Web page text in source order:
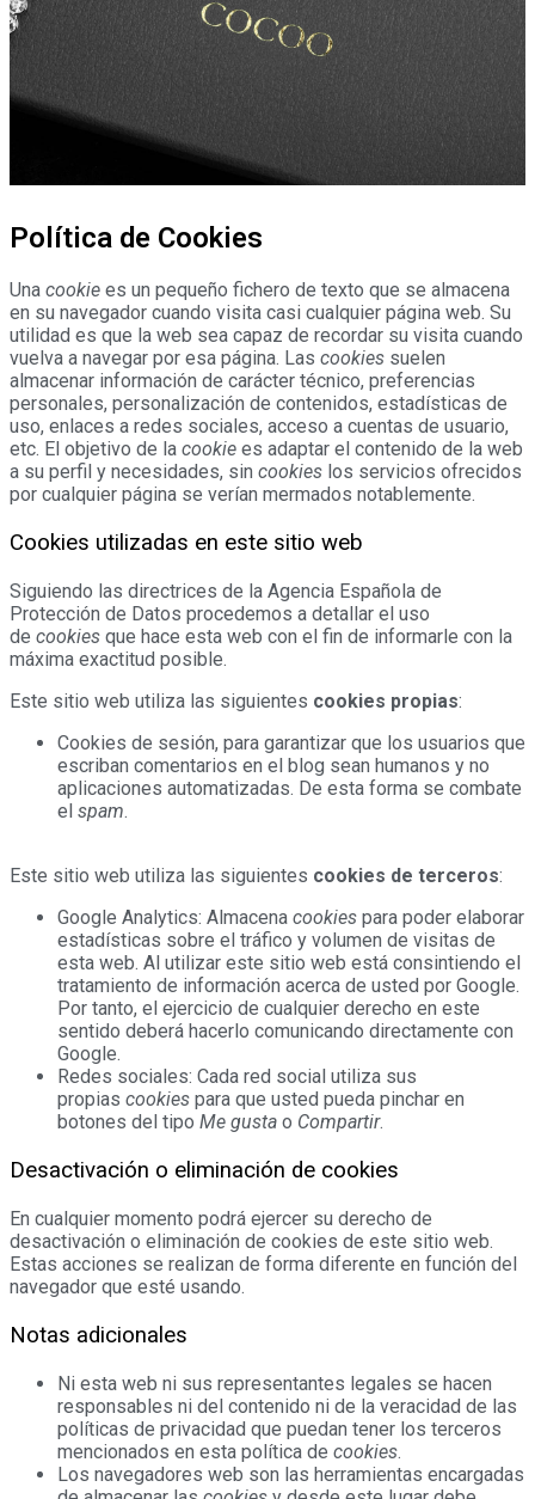
Política de Cookies
Una cookie es un pequeño fichero de texto que se almacena
en su navegador cuando visita casi cualquier página web. Su
utilidad es que la web sea capaz de recordar su visita cuando
vuelva a navegar por esa página. Las cookies suelen
almacenar información de carácter técnico, preferencias
personales, personalización de contenidos, estadísticas de
uso, enlaces a redes sociales, acceso a cuentas de usuario,
etc. El objetivo de la cookie es adaptar el contenido de la web
a su perfil y necesidades, sin cookies los servicios ofrecidos
por cualquier página se verían mermados notablemente.
Cookies utilizadas en este sitio web
Siguiendo las directrices de la Agencia Española de
Protección de Datos procedemos a detallar el uso
de cookies que hace esta web con el fin de informarle con la
máxima exactitud posible.
Este sitio web utiliza las siguientes cookies propias:
Cookies de sesión, para garantizar que los usuarios que
escriban comentarios en el blog sean humanos y no
aplicaciones automatizadas. De esta forma se combate
el spam.
Este sitio web utiliza las siguientes cookies de terceros:
Google Analytics: Almacena cookies para poder elaborar
estadísticas sobre el tráfico y volumen de visitas de
esta web. Al utilizar este sitio web está consintiendo el
tratamiento de información acerca de usted por Google.
Por tanto, el ejercicio de cualquier derecho en este
sentido deberá hacerlo comunicando directamente con
Google.
Redes sociales: Cada red social utiliza sus
propias cookies para que usted pueda pinchar en
botones del tipo Me gusta o Compartir.
Desactivación o eliminación de cookies
En cualquier momento podrá ejercer su derecho de
desactivación o eliminación de cookies de este sitio web.
Estas acciones se realizan de forma diferente en función del
navegador que esté usando.
Notas adicionales
Ni esta web ni sus representantes legales se hacen
responsables ni del contenido ni de la veracidad de las
políticas de privacidad que puedan tener los terceros
mencionados en esta política de cookies.
Los navegadores web son las herramientas encargadas